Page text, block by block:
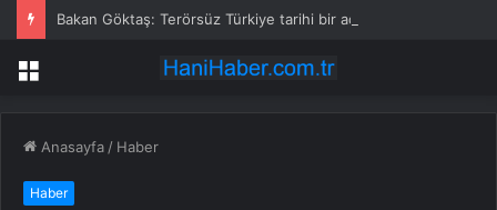
Bakan Göktaş: Terörsüz Türkiye tarihi bir adımdır
Menü
Anasayfa / Haber
Haber